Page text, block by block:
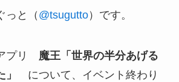
っと（ @tsugutto）です。
プリ 魔王「世界の半分あげる
について、イベント終わり